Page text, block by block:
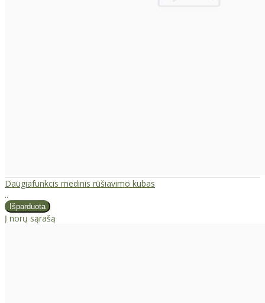
Daugiafunkcis medinis rūšiavimo kubas
..
Į norų sąrašą